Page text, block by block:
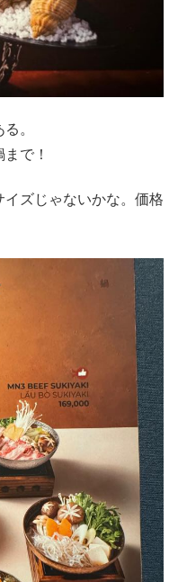
。
で！
ズじゃないかな。価格